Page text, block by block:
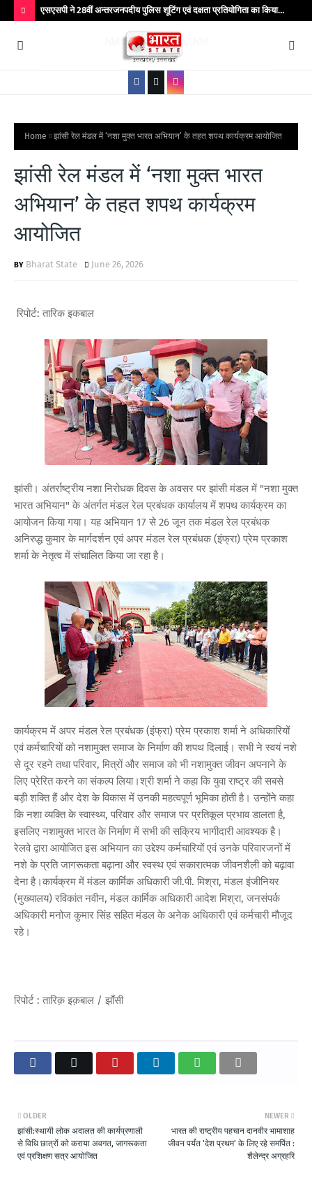
O
S
से
एसएसपी ने 28वीं अन्तरजनपदीय पुलिस शूटिंग एवं दक्षता प्रतियोगिता का किया
Home झांसी रेल मंडल में ‘नशा मुक्त भारत अभियान’ के तहत शपथ कार्यक्रम आयोजित
झांसी रेल मंडल में ‘नशा मुक्त भारत
अभियान’ के तहत शपथ कार्यक्रम
आयोजित
Bharat State June 26, 2026
रिपोर्ट: तारिक इकबाल
झांसी। अंतर्राष्ट्रीय नशा निरोधक दिवस के अवसर पर झांसी मंडल में "नशा मुक्त
भारत अभियान" के अंतर्गत मंडल रेल प्रबंधक कार्यालय में शपथ कार्यक्रम का
आयोजन किया गया। यह अभियान 17 से 26 जून तक मंडल रेल प्रबंधक
अनिरुद्ध कुमार के मार्गदर्शन एवं अपर मंडल रेल प्रबंधक (इंफ्रा) प्रेम प्रकाश
शर्मा के नेतृत्व में संचालित किया जा रहा है।
कार्यक्रम में अपर मंडल रेल प्रबंधक (इंफ्रा) प्रेम प्रकाश शर्मा ने अधिकारियों
एवं कर्मचारियों को नशामुक्त समाज के निर्माण की शपथ दिलाई। सभी ने स्वयं नशे
से दूर रहने तथा परिवार, मित्रों और समाज को भी नशामुक्त जीवन अपनाने के
लिए प्रेरित करने का संकल्प लिया।श्री शर्मा ने कहा कि युवा राष्ट्र की सबसे
बड़ी शक्ति हैं और देश के विकास में उनकी महत्वपूर्ण भूमिका होती है। उन्होंने कहा
कि नशा व्यक्ति के स्वास्थ्य, परिवार और समाज पर प्रतिकूल प्रभाव डालता है,
इसलिए नशामुक्त भारत के निर्माण में सभी की सक्रिय भागीदारी आवश्यक है।
रेलवे द्वारा आयोजित इस अभियान का उद्देश्य कर्मचारियों एवं उनके परिवारजनों में
नशे के प्रति जागरूकता बढ़ाना और स्वस्थ एवं सकारात्मक जीवनशैली को बढ़ावा
देना है।कार्यक्रम में मंडल कार्मिक अधिकारी जी.पी. मिश्रा, मंडल इंजीनियर
(मुख्यालय) रविकांत नवीन, मंडल कार्मिक अधिकारी आदेश मिश्रा, जनसंपर्क
अधिकारी मनोज कुमार सिंह सहित मंडल के अनेक अधिकारी एवं कर्मचारी मौजूद
रहे।
रिपोर्ट : तारिक़ इक़बाल / झाँसी
NEWER
भारत की राष्ट्रीय पहचान दानवीर भामाशाह
जीवन पर्यंत 'देश प्रथम' के लिए रहे समर्पित :
शैलेन्द्र अग्रहरि
OLDER
झांसी:स्थायी लोक अदालत की कार्यप्रणाली
से विधि छात्रों को कराया अवगत, जागरूकता
एवं प्रशिक्षण सत्र आयोजित